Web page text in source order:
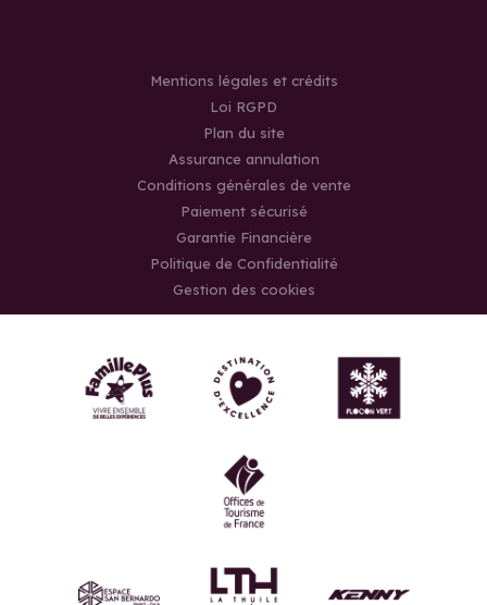
Mentions légales et crédits
Loi RGPD
Plan du site
Assurance annulation
Conditions générales de vente
Paiement sécurisé
Garantie Financière
Politique de Confidentialité
Gestion des cookies